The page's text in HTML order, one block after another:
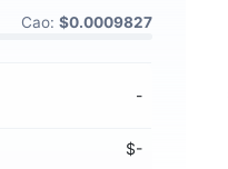
Cao: $0.0009827
-
$-